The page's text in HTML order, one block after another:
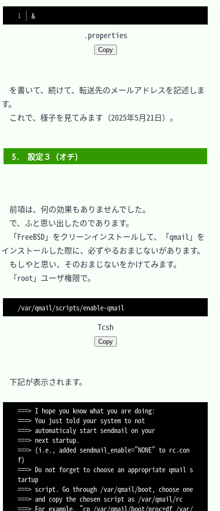
&
.properties
Copy
を書いて、続けて、転送先のメールアドレスを記述しま
す。
これで、様子を見てみます（2025年5月21日）。
5.　設定３（オチ）
前項は、何の効果もありませんでした。
で、ふと思い出したのであります。
「FreeBSD」をクリーンインストールして、「qmail」を
インストールした際に、必ずやるおまじないがあります。
もしやと思い、そのおまじないをかけてみます。
「root」ユーザ権限で。
Tcsh
Copy
下記が表示されます。
===> I hope you know what you are doing:
===> You just told your system to not
===> automaticaly start sendmail on your
===> next startup.
===> (i.e., added sendmail_enable="NONE" to rc.con
f)
===> Do not forget to choose an appropriate qmail s
tartup
===> script. Go through /var/qmail/boot, choose one
===> and copy the chosen script as /var/qmail/rc
===> For example, "cp /var/qmail/boot/proc+df /var/